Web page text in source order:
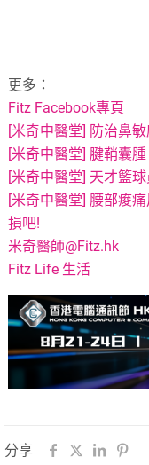
更多：
Fitz Facebook專頁
[米奇中醫堂] 防治鼻
[米奇中醫堂] 腱鞘囊
[米奇中醫堂] 天才籃
[米奇中醫堂] 腰部痠
損吧!
米奇醫師@Fitz.hk
Fitz Life 生活
分享